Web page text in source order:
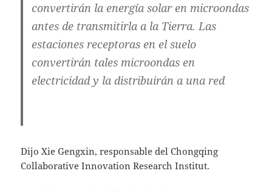
convertirán la energía solar en microondas
antes de transmitirla a la Tierra. Las
estaciones receptoras en el suelo
convertirán tales microondas en
electricidad y la distribuirán a una red
Dijo Xie Gengxin, responsable del Chongqing
Collaborative Innovation Research Institut.